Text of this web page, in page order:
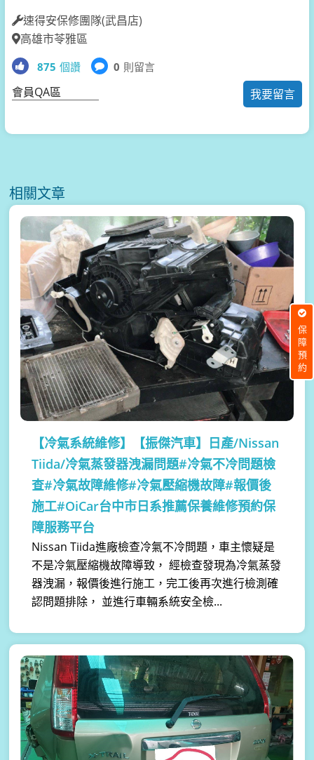
速得安保修團隊(武昌店)
高雄市苓雅區
875 個讚 0 則留言
我要留言
會員QA區
相關文章
【冷氣系統維修】
【振傑汽車】日產/Nissan
Tiida/冷氣蒸發器洩漏問題#冷氣不冷問題檢
查#冷氣故障維修#冷氣壓縮機故障#報價後
施工#OiCar台中市日系推薦保養維修預約保
障服務平台
Nissan Tiida進廠檢查冷氣不冷問題，車主懷疑是
不是冷氣壓縮機故障導致， 經檢查發現為冷氣蒸發
器洩漏，報價後進行施工，完工後再次進行檢測確
認問題排除， 並進行車輛系統安全檢...
保障預約